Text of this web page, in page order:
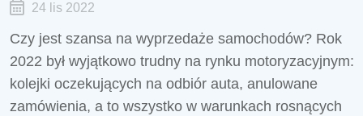
24 lis 2022
Czy jest szansa na wyprzedaże samochodów? Rok
2022 był wyjątkowo trudny na rynku motoryzacyjnym:
kolejki oczekujących na odbiór auta, anulowane
zamówienia, a to wszystko w warunkach rosnących